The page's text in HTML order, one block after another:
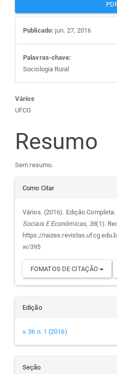
Publicado: jun. 27, 2016
Palavras-chave:
Sociologia Rural
Conteúdo
do
artigo
principal
Vários
UFCG
Resumo
Sem resumo.
Detalhes
do
artigo
Como Citar
Vários. (2016). Edição Completa.
Sociais E Econômicas, 36(1).
https://
w/395
FOMATOS DE CITAÇÃO
Edição
v. 36 n. 1 (2016)
Seção